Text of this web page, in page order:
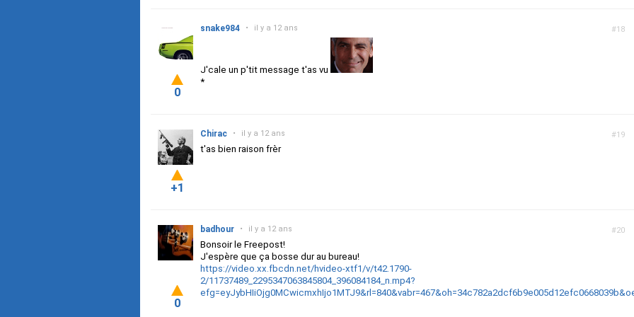
#18
snake984 • il y a 12 ans
J'cale un p'tit message t'as vu
*
0
#19
Chirac • il y a 12 ans
t'as bien raison frèr
+1
#20
badhour • il y a 12 ans
Bonsoir le Freepost!
J'espère que ça bosse dur au bureau!
https://video.xx.fbcdn.net/hvideo-xtf1/v/t42.1790-
2/11737489_2295347063845804_396084184_n.mp4?
0